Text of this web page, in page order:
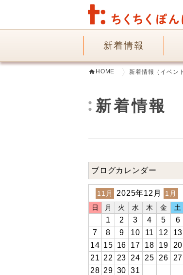
新着情報
HOME 新着情報（イベン
新着情報
ブログカレンダー
11月 2025年12月
1月
日
月 火 水 木 金 土
1 2 3 4 5
6
7
8 9 10 11 12
13
14 15 16 17 18 19
20
21 22 23 24 25 26
27
28 29 30 31